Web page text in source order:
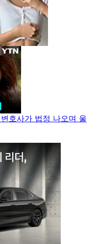
호사가 법정 나오며 울